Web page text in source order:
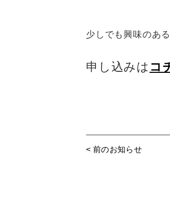
少しでも興味のあ
申し込みは コ
< 前のお知らせ